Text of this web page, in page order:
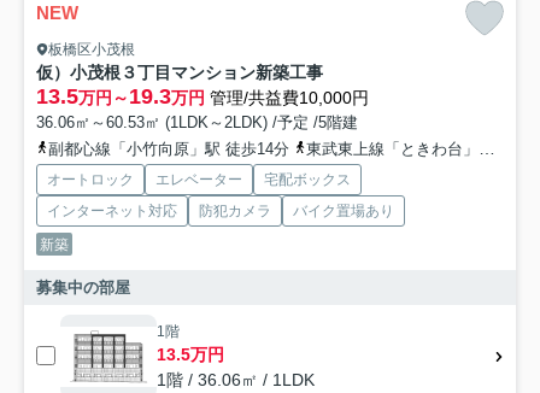
NEW
板橋区小茂根
仮）小茂根３丁目マンション新築工事
13.5万円～19.3万円 管理/共益費10,000円
36.06㎡～60.53㎡ (1LDK～2LDK) /予定 /5階建
副都心線「小竹向原」駅 徒歩14分
東武東上線「ときわ台」駅 徒歩15分
オートロック エレベーター
宅配ボックス
インターネット対応
防犯カメラ
バイク置場あり
新築
募集中の部屋
1階
13.5万円
1階 / 36.06㎡ / 1LDK